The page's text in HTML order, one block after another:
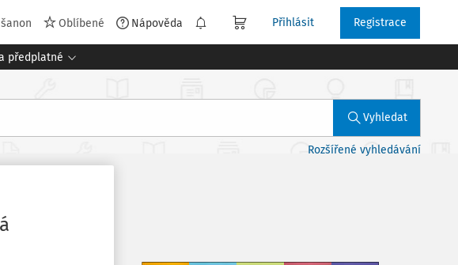
Oblíbené Nápověda Přihlásit Registrace
předplatné
Vyhledat
Rozšířené vyhledávání